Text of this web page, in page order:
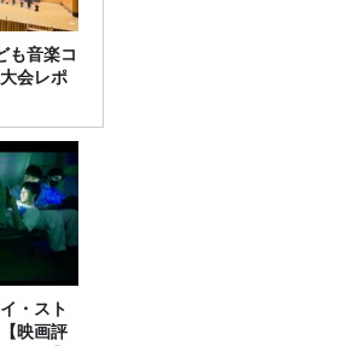
も音楽コ
会レポ
・スト
映画評